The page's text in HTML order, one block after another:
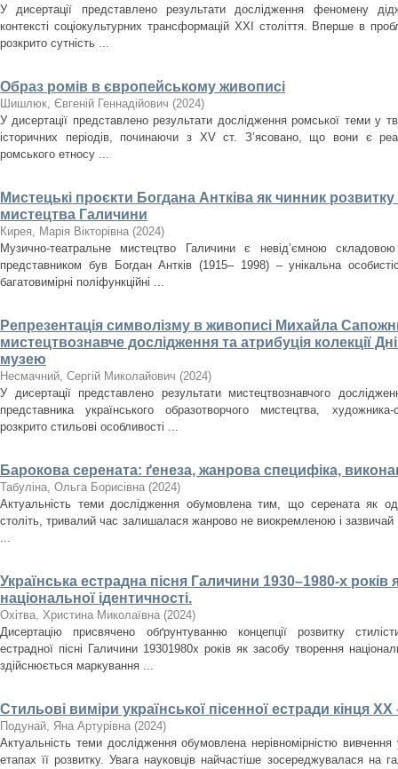
У дисертації представлено результати дослідження феномену
контексті соціокультурних трансформацій ХХІ століття. Вперше в
розкрито сутність ...
Образ ромів в європейському живописі
Шишлюк, Євгеній Геннадійович (2024)
У дисертації представлено результати дослідження ромської теми у
історичних періодів, починаючи з XV ст. З’ясовано, що вони є
ромського етносу ...
Мистецькі проєкти Богдана Антківа як чинник
мистецтва Галичини
Кирея, Марія Вікторівна (2024)
Музично-театральне мистецтво Галичини є невід’ємною
представником був Богдан Антків (1915– 1998) – унікальна
багатовимірні поліфункційні ...
Репрезентація символізму в живописі Михайла
мистецтвознавче дослідження та атрибуція колекції
музею
Несмачний, Сергій Миколайович (2024)
У дисертації представлено результати мистецтвознавчого
представника українського образотворчого мистецтва,
розкрито стильові особливості ...
Барокова серената: ґенеза, жанрова специфіка,
Табуліна, Ольга Борисівна (2024)
Актуальність теми дослідження обумовлена тим, що серената як
століть, тривалий час залишалася жанрово не виокремленою і зазвичай
...
Українська естрадна пісня Галичини 1930–1980-­х років
національної ідентичності.
Охітва, Христина Миколаївна (2024)
Дисертацію присвячено обґрунтуванню концепції розвитку
естрадної пісні Галичини 1930­1980­х років як засобу творення
здійснюється маркування ...
Стильові виміри української пісенної естради кінця ХХ
Подунай, Яна Артурівна (2024)
Актуальність теми дослідження обумовлена нерівномірністю вивчення
етапах її розвитку. Увага науковців найчастіше зосереджувалася на